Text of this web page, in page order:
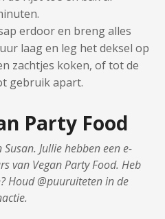
erdoor en breng alles
laag en leg het deksel op
zachtjes koken, of tot de
gebruik apart.
Party Food
Jullie hebben een e-
van Vegan Party Food. Heb
Houd @puuruiteten in de